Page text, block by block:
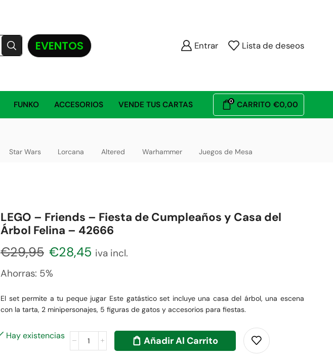
EVENTOS Entrar Lista de deseos
FUNKO ACCESORIOS VENDE TUS CARTAS 0 CARRITO €0,00
Star Wars Lorcana Altered Warhammer Juegos de Mesa
LEGO – Friends – Fiesta de Cumpleaños y Casa del
Árbol Felina – 42666
€29,95 €28,45 iva incl.
Ahorras: 5%
El set permite a tu peque jugar Este gatástico set incluye una casa del árbol, una escena
con la tarta, 2 minipersonajes, 5 figuras de gatos y accesorios para fiestas.
Hay existencias Añadir Al Carrito